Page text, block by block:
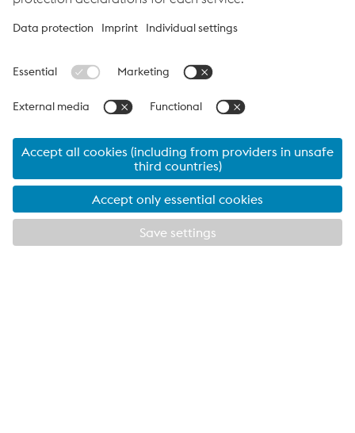
aider?
n'hésitez pas à nous contacter. Nous sommes heureux de
Francesco Ciccomascolo
Head of
Full Welding Solutions
+39 345 360 4469